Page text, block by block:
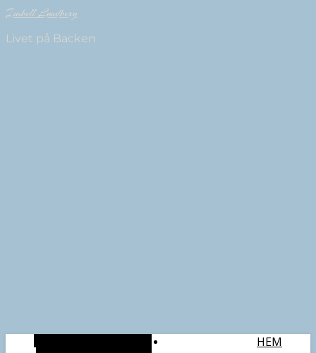
Isabell Lundberg
Livet på Backen
HEM